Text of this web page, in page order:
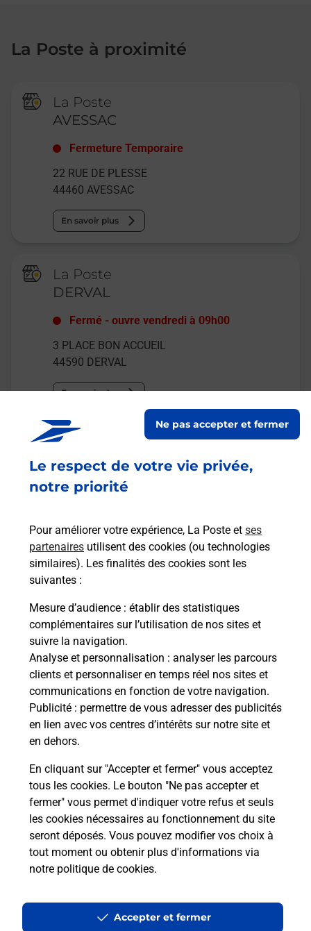
Le respect de votre vie privée,
notre priorité
Pour améliorer votre expérience, La Poste et ses
partenaires utilisent des cookies (ou technologies
similaires). Les finalités des cookies sont les
suivantes :
Mesure d’audience : établir des statistiques
complémentaires sur l’utilisation de nos sites et
suivre la navigation.
Analyse et personnalisation : analyser les parcours
clients et personnaliser en temps réel nos sites et
communications en fonction de votre navigation.
Publicité : permettre de vous adresser des publicités
en lien avec vos centres d’intérêts sur notre site et
en dehors.
En cliquant sur "Accepter et fermer" vous acceptez
tous les cookies. Le bouton "Ne pas accepter et
fermer" vous permet d'indiquer votre refus et seuls
les cookies nécessaires au fonctionnement du site
seront déposés. Vous pouvez modifier vos choix à
tout moment ou obtenir plus d'informations via
notre politique de cookies.
Ne pas accepter et fermer
Accepter et fermer
La Poste à proximité
La Poste
AVESSAC
Fermeture Temporaire
22 RUE DE PLESSE
44460 AVESSAC
En savoir plus
La Poste
DERVAL
Fermé -ouvre vendredi à 09h00
3 PLACE BON ACCUEIL
44590 DERVAL
En savoir plus
Malin !
La Poste
en ligne
Ouvert 24h/24
En savoir plus
Recherchez un autre point de contact
Questions fréquemment posées
Quel réseau utilise La Poste Mobile ?
Est-ce que je peux garder mon
numéro de mobile gratuitement ?
Est-ce que je peux bénéficier de la 5G
avec La Poste Mobile ?
à l’étranger avec La Poste Mobile ?